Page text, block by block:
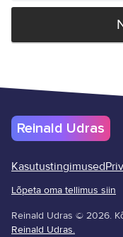
Reinald Udras
Kasutustingimused
Lõpeta oma tellimus siin
Reinald Udras © 2026.
Reinald Udras.